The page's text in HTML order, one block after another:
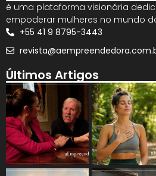
é uma plataforma visionária
empoderar mulheres no mundo
+55 41 9 8795-3443
Últimos Artigos